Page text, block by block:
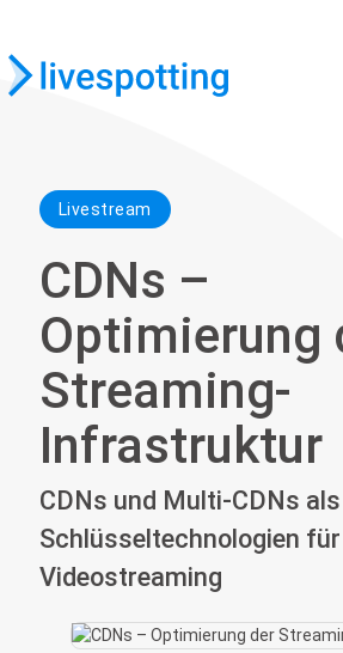
Livestream
CDNs –
Optimierung
Streaming-
Infrastruktur
CDNs und Multi-CDNs als
Schlüsseltechnologien
Videostreaming